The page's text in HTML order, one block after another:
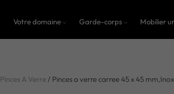
Votre domaine Garde-corps Mobilier
Pinces A Verre / Pinces a verre carree 45 x 45